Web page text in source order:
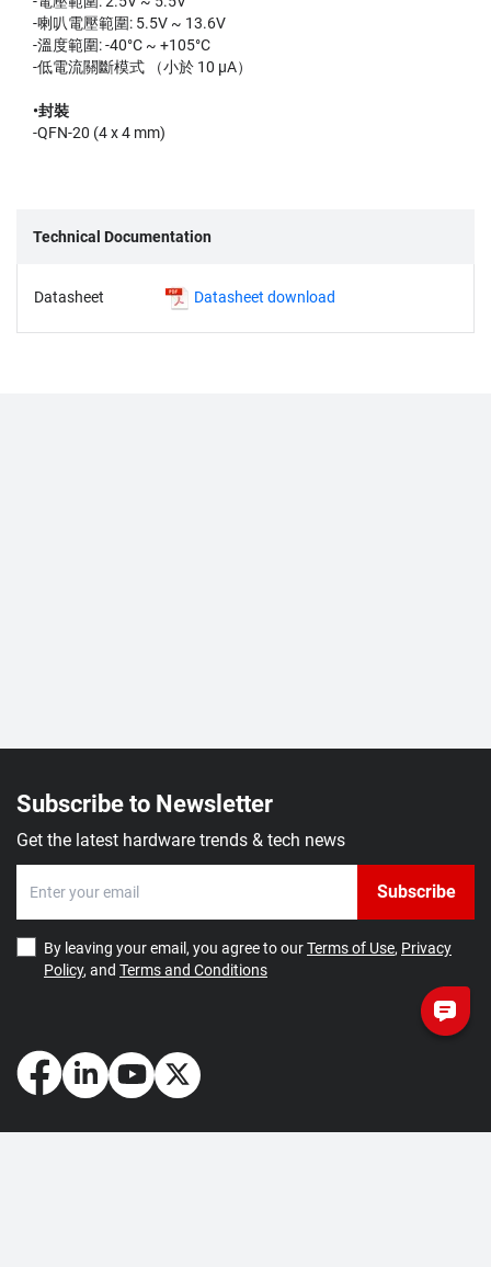
-喇叭電壓範圍: 5.5V ~ 13.6V
-溫度範圍: -40°C ~ +105°C
-低電流關斷模式 （小於 10 µA）
•封裝
-QFN-20 (4 x 4 mm)
Technical Documentation
Datasheet Datasheet download
Subscribe to Newsletter
Get the latest hardware trends & tech news
Subscribe
By leaving your email, you agree to ourTerms of Use, Privacy
Policy, and Terms and Conditions